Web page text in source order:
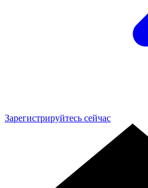
Зарегистрируйтесь сейчас